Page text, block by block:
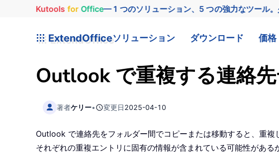
Kutools for Office— 1 つのソリューション、5 つの強力なツール
ExtendOfficeソリューション ダウンロード 価格
Outlook で重複する連絡
著者ケリー• 変更日2025-04-10
Outlook で連絡先をフォルダー間でコピーまたは移動すると、重
それぞれの重複エントリに固有の情報が含まれている可能性があ